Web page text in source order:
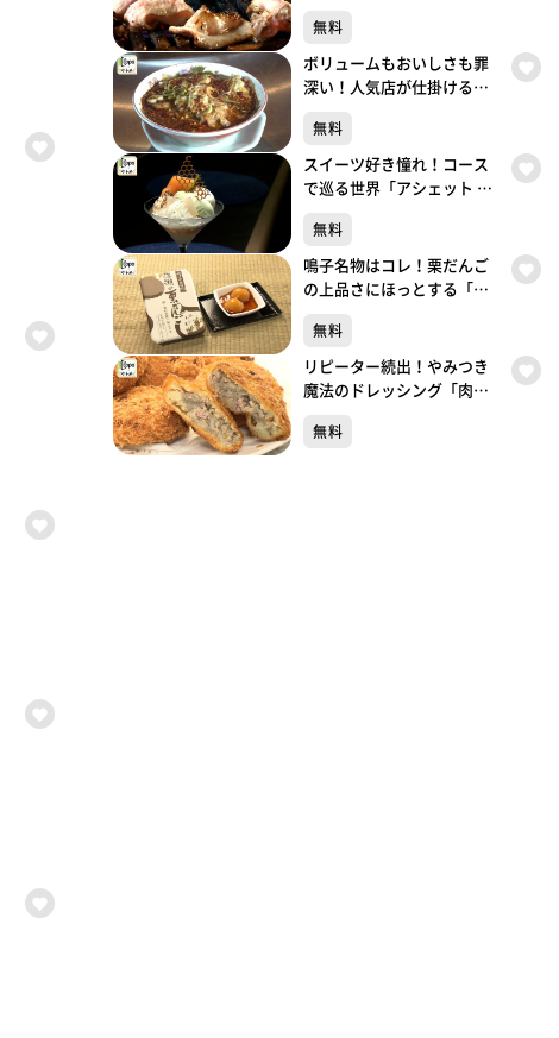
分町）#499【topoぐるめ】
無料
ボリュームもおいしさも罪
深い！人気店が仕掛ける背
区大町）#498【topoぐる
め】
無料
スイーツ好き憧れ！コース
で巡る世界「アシェット デ
分町）#497【topoぐるめ】
無料
鳴子名物はコレ！栗だんご
の上品さにほっとする「餅
湯元）#496【topoぐるめ】
無料
リピーター続出！やみつき
魔法のドレッシング「肉の
泉湯元）#495【topoぐる
無料